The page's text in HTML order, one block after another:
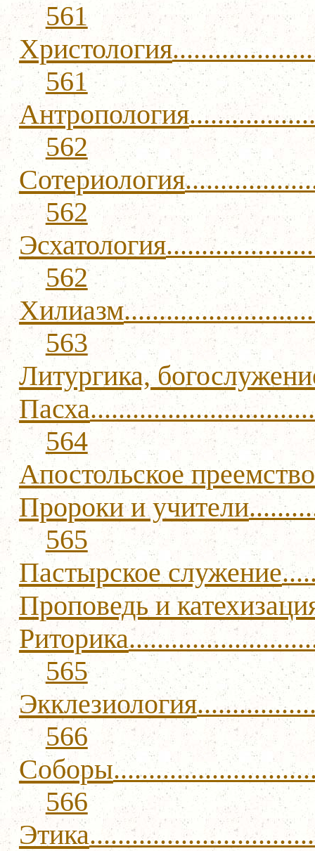
561
Христология
561
Антропология
562
Сотериология
562
Эсхатология
562
Хилиазм
563
Литургика,
Пасха
564
Апостольское преемство
Пророки и учители
565
Пастырское служение
Проповедь и
Риторика
565
Экклезиология
566
Соборы
566
Этика